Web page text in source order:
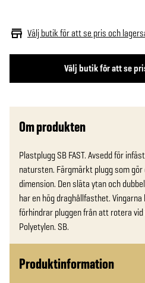
Välj butik för att se
Välj butik för att se pris och
Om produkten
Plastplugg SB FAST. Avsedd för
natursten. Färgmärkt plugg som
dimension. Den släta ytan och
har en hög draghållfasthet.
förhindrar pluggen från att rotera
Polyetylen. SB.
Produktinformation